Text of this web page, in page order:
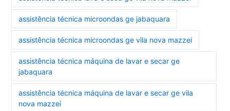
assistência técnica microondas ge jabaquara
assistência técnica microondas ge vila nova mazzei
assistência técnica máquina de lavar e secar ge
jabaquara
assistência técnica máquina de lavar e secar ge vila
nova mazzei